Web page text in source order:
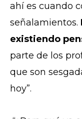
ahí es cuando
señalamientos.
existiendo
parte de los
que son
hoy”.